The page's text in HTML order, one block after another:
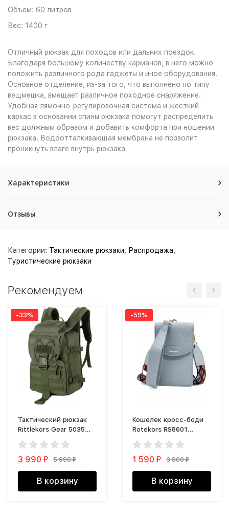
Объем: 60 литров
Вес: 1400 г
Отличный рюкзак для походов или дальних поездок.
Благодаря большому количеству карманов, в него можно
положить различного рода гаджеты и иное оборудования.
Основное отделение, из-за того, что выполнено по типу
вещмешка, вмещает различное походное снаряжение.
Удобная лямочно-регулировочная система и жесткий
каркас в основании спины рюкзака помогут распределить
вес должным образом и добавить комфорта при ношении
рюкзака. Водоотталкивающая мембрана не позволит
проникнуть влаге внутрь рюкзака
Характеристики
Отзывы
Категории: Тактические рюкзаки Распродажа
Туристические рюкзаки
Рекомендуем
-33%
Тактический рюкзак
Rittlekors Gear 5035
40л зеленый
3 990 ₽ 5 990₽
В корзину
-59%
Кошелек кросс-боди
Rotekors RS8601
голубой
1 590 ₽ 3 900₽
В корзину